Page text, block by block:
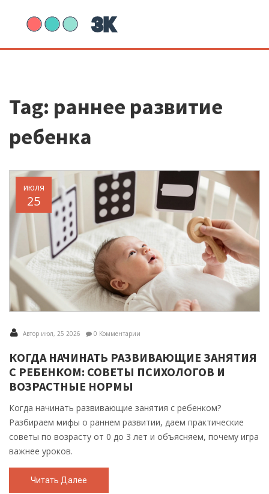
Tag: раннее развитие
ребенка
июля
25
Автор июл, 25 2026 0 Комментарии
КОГДА НАЧИНАТЬ РАЗВИВАЮЩИЕ ЗАНЯТИЯ
С РЕБЕНКОМ: СОВЕТЫ ПСИХОЛОГОВ И
ВОЗРАСТНЫЕ НОРМЫ
Когда начинать развивающие занятия с ребенком?
Разбираем мифы о раннем развитии, даем практические
советы по возрасту от 0 до 3 лет и объясняем, почему игра
важнее уроков.
Читать Далее